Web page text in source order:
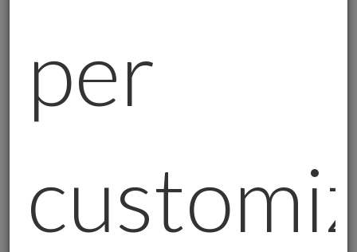
importante.
La Cina è uno dei maggiori consumatori di
oro al mondo, e le sue politiche economiche
Ultimamente, però, la domanda di oro in
Cina è stata un po’ a “sconto”, come si suol
dire. Questo ha creato un’opportunità per
per